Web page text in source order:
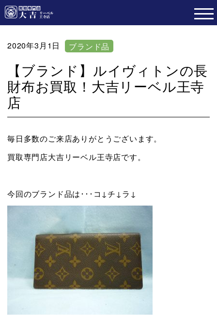
2020年3月1日 ブランド品
【ブランド】ルイヴィトンの長
財布お買取！大吉リーベル王寺
店
毎日多数のご来店ありがとうございます。
買取専門店大吉リーベル王寺店です。
今回のブランド品は･･･コ↓チ↓ラ↓